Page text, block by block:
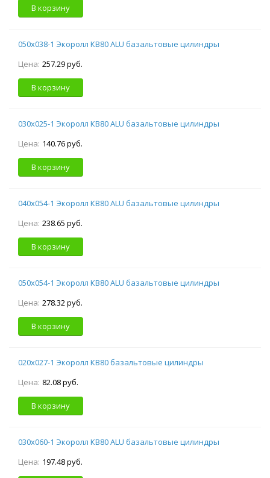
В корзину
050х038-1 Экоролл КВ80 ALU базальтовые цилиндры
Цена: 257.29 руб.
В корзину
030х025-1 Экоролл КВ80 ALU базальтовые цилиндры
Цена: 140.76 руб.
В корзину
040х054-1 Экоролл КВ80 ALU базальтовые цилиндры
Цена: 238.65 руб.
В корзину
050х054-1 Экоролл КВ80 ALU базальтовые цилиндры
Цена: 278.32 руб.
В корзину
020х027-1 Экоролл КВ80 базальтовые цилиндры
Цена: 82.08 руб.
В корзину
030х060-1 Экоролл КВ80 ALU базальтовые цилиндры
Цена: 197.48 руб.